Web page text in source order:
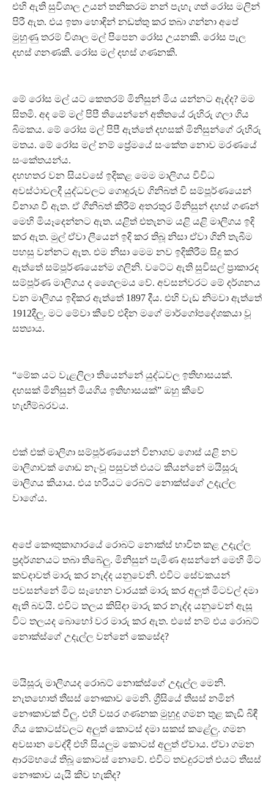
එහි ඇති සුවිශාල උයන් තනිකරම නන් පැහැ ගත් රෝස මලින්
පිරී ඇත. එය ඉතා හොඳින් නඩත්තු කර තබා ගන්නා අපේ
මුහුණු තරම් විශාල මල් පිපෙන රෝස උයනකි. රෝස පැල
දහස් ගනණකි. රෝස මල් දහස් ගණනකි.
මේ රෝස මල් යට කෙතරම් මිනිසුන් මිය යන්නට ඇද්ද? මම
සිතමි. අද මේ මල් පිපී තියෙන්නේ අතීතයේ රුහිරු ගලා ගිය
බිමකය. මේ රෝස මල් පිපී ඇත්තේ දහසක් මිනිසුන්ගේ රුහිරු
මතය. මේ රෝස මල් නම් ප්‍රේමයේ සංකේත නොව මරණයේ
සංකේතයන්ය.
දහහතර වන සියවසේ ඉදිකළ මෙම මාලිගය විවිධ
අවස්ථාවලදී යුද්ධවලට ගොදුරුව ගිනිබත් වී සම්පූර්ණයෙන්
විනාශ වී ඇත. ඒ ගිනිබත් කිරීම් අතරතුර මිනිසුන් දහස් ගණන්
මෙහි මියෑදෙන්නට ඇත. යළිත් එතැනම යළි යළි මාලිගය ඉදි
කර ඇත. මුල් ඒවා ලීයෙන් ඉදි කර තිබූ නිසා ඒවා ගිනි තැබීම
පහසු වන්නට ඇත. එම නිසා මෙම නව ඉදිකිරීම සිදු කර
ඇත්තේ සම්පූර්ණයෙන්ම ගලිනි. වටේට ඇති සුවිසල් ප්‍රාකාරද
සම්පූර්ණ මාලිගය ද ශෛලමය වේ. අවසන්වරට මේ දර්ශනය
වන මාලිගය ඉදිකර ඇත්තේ 1897 දීය. එහි වැඩ නිමවා ඇත්තේ
1912දීලු. මට මේවා කීවේ එදින මගේ මාර්ගෝපදේශකයා වූ
සත්‍යාය.
“මේක යට වැළලිලා තියෙන්නේ යුද්ධවල ඉතිහාසයක්.
දහසක් මිනිසුන් මියගිය ඉතිහාසයක්” ඔහු කීවේ
හැඟීම්බරවය.
එක් එක් මාලිගා සම්පූර්ණයෙන් විනාශව ගොස් යළි නව
මාලිගාවක් ගොඩ නැංවූ පසුවත් එයට කියන්නේ මයිසූරු
මාලිගය කියාය. එය හරියට රෙබට් නොක්ස්ගේ උදැල්ල
වාගේය.
අපේ කෞතුකාගාරයේ රොබට් නොක්ස් භාවිත කළ උදැල්ල
ප්‍රදර්ශනයට තබා තිබේලු. මිනිසුන් පැමිණ අසන්නේ මෙහි මිට
කවදාවත් මාරු කර නැද්ද යනුවෙනි. එවිට සේවකයන්
පවසන්නේ මිට සෑහෙන වාරයක් මාරු කර අලුත් මිටවල් දමා
ඇති බවයි. එවිට තලය කිසිදා මාරු කර නැද්ද යනුවෙන් ඇසූ
විට තලයද බොහෝ වර මාරු කර ඇත. එසේ නම් එය රොබට්
නොක්ස්ගේ උදැල්ල වන්නේ කෙසේද?
මයිසූරු මාලිගයද රොබට් නොක්ස්ගේ උදැල්ල මෙනි.
නැතහොත් තීසස් නෞකාව මෙනි. ග්‍රීසියේ තීසස් නමින්
නෞකාවක් වීලු. එහි වසර ගණනක මුහුදු ගමන තුළ කැඩී බිඳී
ගිය කොටස්වලට අලුත් කොටස් දමා සකස් කළේලු. ගමන
අවසාන වෙද්දී එහි සියලුම කොටස් අලුත් ඒවාය. ඒවා ගමන
ආරම්භයේ තිබූ කොටස් නොවේ. එවිට තවදුරටත් එයට තීසස්
නෞකාව යැයි කිව හැකිද?